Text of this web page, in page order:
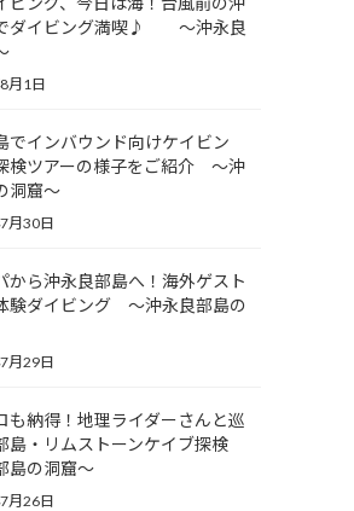
ダイビング満喫♪ ～沖永良
月1日
でインバウンド向けケイビン
検ツアーの様子をご紹介 ～沖
洞窟～
月30日
から沖永良部島へ！海外ゲスト
験ダイビング ～沖永良部島の
月29日
も納得！地理ライダーさんと巡
島・リムストーンケイブ探検
島の洞窟～
月26日